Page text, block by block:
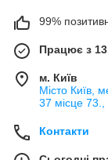
99%
Працює з
м. Київ
Місто
37 місце 73.,
Контакти